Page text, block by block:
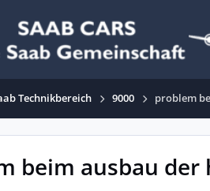
Technikbereich 9000 problem
beim ausbau